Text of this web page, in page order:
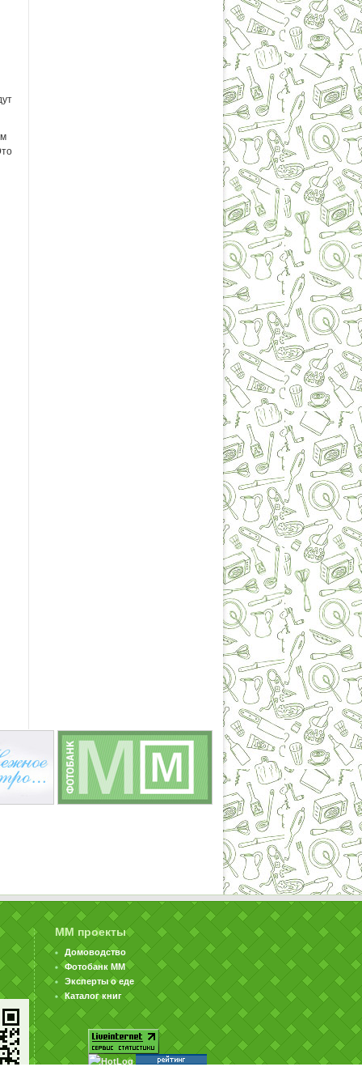
ММ проекты
Домоводство
Фотобанк ММ
Эксперты о еде
Каталог книг